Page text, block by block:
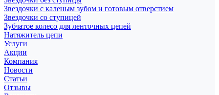
Звездочки с каленым зубом и готовым отверстием
Звездочки со ступицей
Зубчатое колесо для ленточных цепей
Натяжитель цепи
Услуги
Акции
Компания
Новости
Статьи
Отзывы